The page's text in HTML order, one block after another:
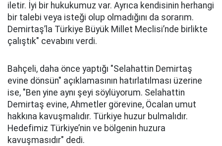
iletir. İyi bir hukukumuz var. Ayrıca kendisinin herhangi
bir talebi veya isteği olup olmadığını da sorarım.
Demirtaş’la Türkiye Büyük Millet Meclisi’nde birlikte
çalıştık" cevabını verdi.
Bahçeli, daha önce yaptığı "Selahattin Demirtaş
evine dönsün" açıklamasının hatırlatılması üzerine
ise, "Ben yine aynı şeyi söylüyorum. Selahattin
Demirtaş evine, Ahmetler görevine, Öcalan umut
hakkına kavuşmalıdır. Türkiye huzur bulmalıdır.
Hedefimiz Türkiye’nin ve bölgenin huzura
kavuşmasıdır" dedi.